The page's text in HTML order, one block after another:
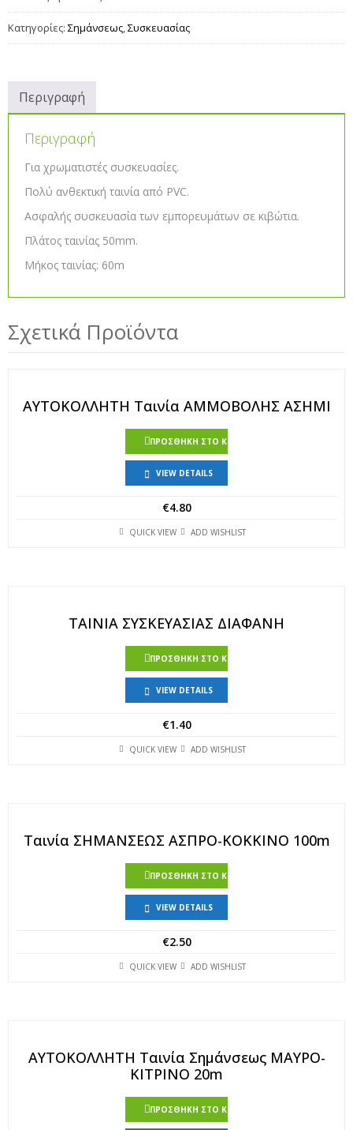
Κατηγορίες: Σημάνσεως,Συσκευασίας
Περιγραφή
Περιγραφή
Για χρωματιστές συσκευασίες.
Πολύ ανθεκτική ταινία από PVC.
Ασφαλής συσκευασία των εμπορευμάτων σε κιβώτια.
Πλάτος ταινίας 50mm.
Μήκος ταινίας: 60m
Σχετικά Προϊόντα
ΑΥΤΟΚΟΛΛΗΤΗ Ταινία ΑΜΜΟΒΟΛΗΣ ΑΣΗΜΙ
ΠΡΟΣΘΉΚΗ ΣΤΟ ΚΑΛΆΘΙ
VIEW DETAILS
€4.80
QUICK VIEW ADD WISHLIST
ΤΑΙΝΙΑ ΣΥΣΚΕΥΑΣΙΑΣ ΔΙΑΦΑΝΗ
ΠΡΟΣΘΉΚΗ ΣΤΟ ΚΑΛΆΘΙ
VIEW DETAILS
€1.40
QUICK VIEW ADD WISHLIST
Ταινία ΣΗΜΑΝΣΕΩΣ ΑΣΠΡΟ-ΚΟΚΚΙΝΟ 100m
ΠΡΟΣΘΉΚΗ ΣΤΟ ΚΑΛΆΘΙ
VIEW DETAILS
€2.50
QUICK VIEW ADD WISHLIST
ΑΥΤΟΚΟΛΛΗΤΗ Ταινία Σημάνσεως ΜΑΥΡΟ-
ΚΙΤΡΙΝΟ 20m
ΠΡΟΣΘΉΚΗ ΣΤΟ ΚΑΛΆΘΙ